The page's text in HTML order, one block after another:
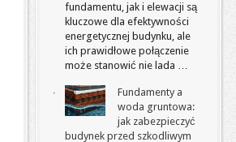
fundamentu, jak i elewacji są
kluczowe dla efektywności
energetycznej budynku, ale
ich prawidłowe połączenie
może stanowić nie lada …
Fundamenty a
woda gruntowa:
jak zabezpieczyć
budynek przed szkodliwym